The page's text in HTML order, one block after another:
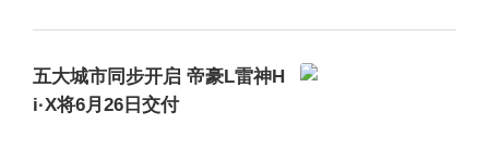
五大城市同步开启 帝豪L雷神H
i·X将6月26日交付